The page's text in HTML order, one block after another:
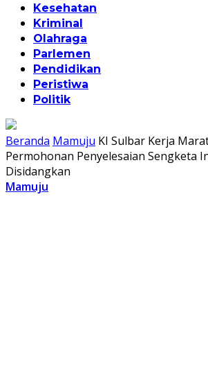
Kesehatan
Kriminal
Olahraga
Parlemen
Pendidikan
Peristiwa
Politik
Beranda Mamuju KI Sulbar Kerja
Permohonan Penyelesaian Sengketa
Disidangkan
Mamuju